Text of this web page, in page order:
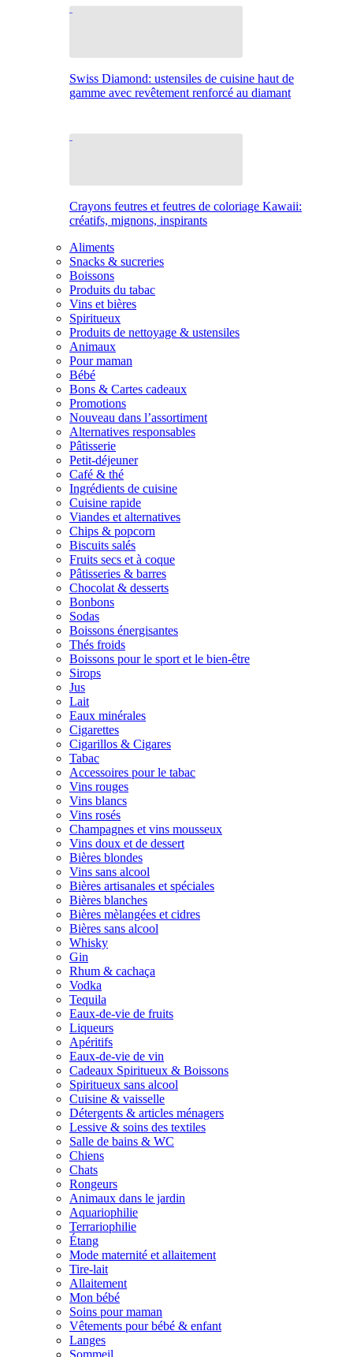
Swiss Diamond: ustensiles de cuisine haut de
gamme avec revêtement renforcé au diamant
Crayons feutres et feutres de coloriage Kawaii:
créatifs, mignons, inspirants
Aliments
Snacks & sucreries
Boissons
Produits du tabac
Vins et bières
Spiritueux
Produits de nettoyage & ustensiles
Animaux
Pour maman
Bébé
Bons & Cartes cadeaux
Promotions
Nouveau dans l’assortiment
Alternatives responsables
Pâtisserie
Petit-déjeuner
Café & thé
Ingrédients de cuisine
Cuisine rapide
Viandes et alternatives
Chips & popcorn
Biscuits salés
Fruits secs et à coque
Pâtisseries & barres
Chocolat & desserts
Bonbons
Sodas
Boissons énergisantes
Thés froids
Boissons pour le sport et le bien-être
Sirops
Jus
Lait
Eaux minérales
Cigarettes
Cigarillos & Cigares
Tabac
Accessoires pour le tabac
Vins rouges
Vins blancs
Vins rosés
Champagnes et vins mousseux
Vins doux et de dessert
Bières blondes
Vins sans alcool
Bières artisanales et spéciales
Bières blanches
Bières mèlangées et cidres
Bières sans alcool
Whisky
Gin
Rhum & cachaça
Vodka
Tequila
Eaux-de-vie de fruits
Liqueurs
Apéritifs
Eaux-de-vie de vin
Cadeaux Spiritueux & Boissons
Spiritueux sans alcool
Cuisine & vaisselle
Détergents & articles ménagers
Lessive & soins des textiles
Salle de bains & WC
Chiens
Chats
Rongeurs
Animaux dans le jardin
Aquariophilie
Terrariophilie
Étang
Mode maternité et allaitement
Tire-lait
Allaitement
Mon bébé
Soins pour maman
Vêtements pour bébé & enfant
Langes
Sommeil